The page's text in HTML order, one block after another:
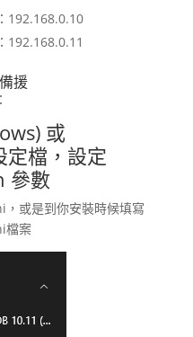
192.168.0.10
192.168.0.11
援
或
定檔，設定
參數
或是到你安裝時候填寫
檔案